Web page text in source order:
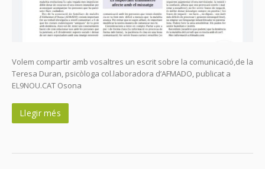
Volem compartir amb vosaltres un escrit sobre la comunicació,de la
Teresa Duran, psicòloga col.laboradora d’AFMADO, publicat a
EL9NOU.CAT Osona
Llegir més